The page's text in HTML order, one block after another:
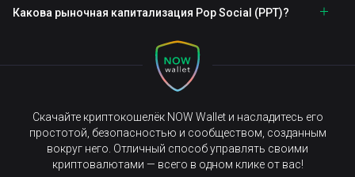
Какова рыночная капитализация Pop Social (PPT)?
Скачайте криптокошелёк NOW Wallet и насладитесь его
простотой, безопасностью и сообществом, созданным
вокруг него. Отличный способ управлять своими
криптовалютами — всего в одном клике от вас!